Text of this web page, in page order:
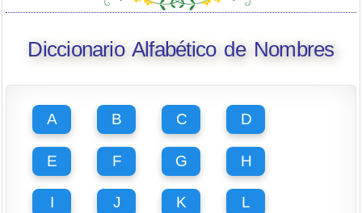
Diccionario Alfabético de Nombres
A B C D
E F G H
I J K L